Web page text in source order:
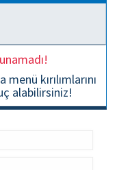
kırılımlarını
alabilirsiniz!